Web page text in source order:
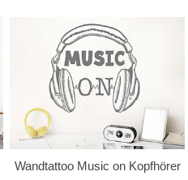
Wandtattoo Music on Kopfhörer